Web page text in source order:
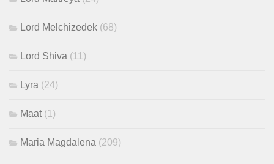
Lord Melchizedek (68)
Lord Shiva (11)
Lyra (24)
Maat (1)
Maria Magdalena (209)